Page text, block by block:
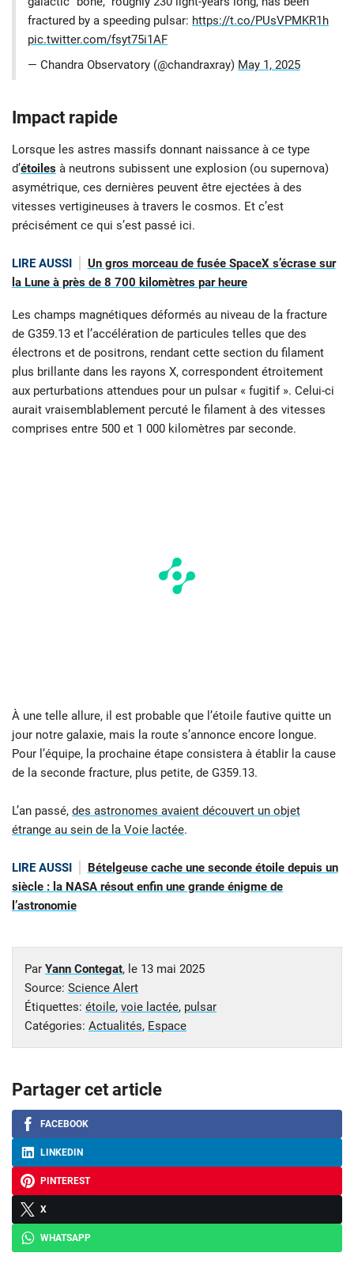
fractured by a speeding pulsar: https://t.co/PUsVPMKR1h
pic.twitter.com/fsyt75i1AF
— Chandra Observatory (@chandraxray) May 1, 2025
Impact rapide
Lorsque les astres massifs donnant naissance à ce type
d’étoiles à neutrons subissent une explosion (ou supernova)
asymétrique, ces dernières peuvent être ejectées à des
vitesses vertigineuses à travers le cosmos. Et c’est
précisément ce qui s’est passé ici.
LIRE AUSSI
Un gros morceau de fusée SpaceX s’écrase sur
la Lune à près de 8 700 kilomètres par heure
Les champs magnétiques déformés au niveau de la fracture
de G359.13 et l’accélération de particules telles que des
électrons et de positrons, rendant cette section du filament
plus brillante dans les rayons X, correspondent étroitement
aux perturbations attendues pour un pulsar « fugitif ». Celui-ci
aurait vraisemblablement percuté le filament à des vitesses
comprises entre 500 et 1 000 kilomètres par seconde.
À une telle allure, il est probable que l’étoile fautive quitte un
jour notre galaxie, mais la route s’annonce encore longue.
Pour l’équipe, la prochaine étape consistera à établir la cause
de la seconde fracture, plus petite, de G359.13.
L’an passé, des astronomes avaient découvert un objet
étrange au sein de la Voie lactée.
LIRE AUSSI
Bételgeuse cache une seconde étoile depuis un
siècle : la NASA résout enfin une grande énigme de
l’astronomie
Par Yann Contegat, le 13 mai 2025
Source: Science Alert
Étiquettes: étoile, voie lactée, pulsar
Catégories: Actualités, Espace
Partager cet article
FACEBOOK
LINKEDIN
PINTEREST
X
WHATSAPP